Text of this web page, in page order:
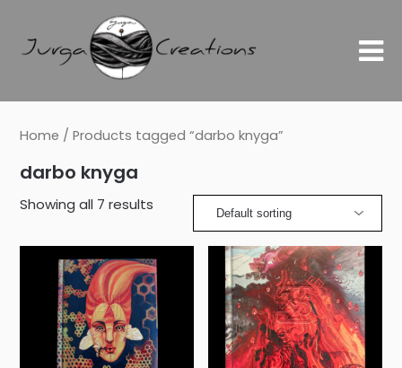
Home / Products tagged “darbo knyga”
darbo knyga
Showing all 7 results